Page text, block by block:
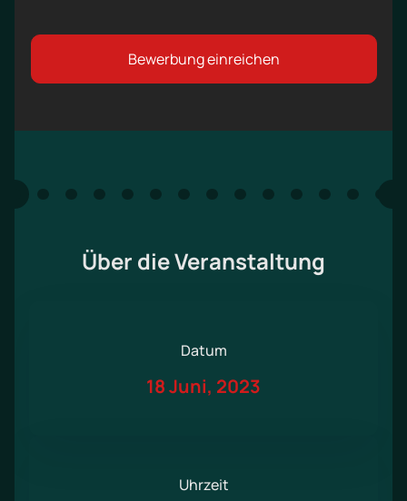
Bewerbung einreichen
Über die Veranstaltung
Datum
18 Juni, 2023
Uhrzeit